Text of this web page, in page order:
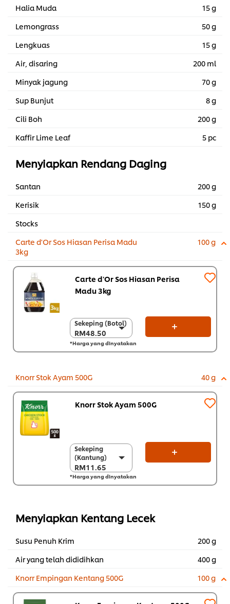
Halia Muda
15 g
Lemongrass
50 g
Lengkuas
15 g
Air, disaring
200 ml
Minyak jagung
70 g
Sup Bunjut
8 g
Cili Boh
200 g
Kaffir Lime Leaf
5 pc
Menyiapkan Rendang Daging
Santan
200 g
Kerisik
150 g
Stocks
Carte d'Or Sos Hiasan Perisa Madu
3kg
100 g
Carte d'Or Sos Hiasan Perisa
Madu 3kg
Sekeping (Botol)
RM48.50
Sekeping (Botol)
RM48.50
Sekarton (4 x 3 kg)
*Harga yang dinyatakan
Knorr Stok Ayam 500G 40 g
Knorr Stok Ayam 500G
Sekeping
(Kantung)
RM11.65
Sekeping
(Kantung)
RM11.65
Sekarton (12 x 500
*Harga yang dinyatakan
Menyiapkan Kentang Lecek
Susu Penuh Krim
200 g
Air yang telah dididihkan
400 g
Knorr Empingan Kentang 500G
100 g